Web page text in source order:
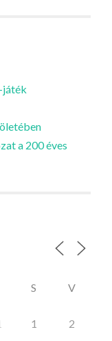
játék
a 200 éves
S V
1 2